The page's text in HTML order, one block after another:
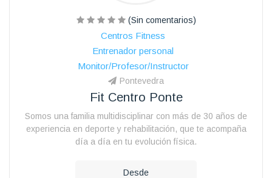
(Sin comentarios)
Centros Fitness
Entrenador personal
Monitor/Profesor/Instructor
Pontevedra
Fit Centro Ponte
Somos una familia multidisciplinar con más de 30 años de
experiencia en deporte y rehabilitación, que te acompaña
día a día en tu evolución física.
Desde